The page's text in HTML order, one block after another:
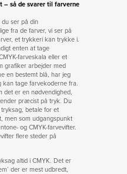
– så de svarer til farverne
ser på din
fra de farver, vi ser på
et trykkeri kan trykke i.
enten at tage
farveskala eller et
grafiker arbejder med
en bestemt blå, har jeg
kan tage farvekoderne fra.
det er en nødvendighed,
præcist på tryk. Du
betale for et
men som udgangspunkt
og CMYK-farvevifter.
flere steder på
altid i CMYK. Det er
der er mest udbredt,